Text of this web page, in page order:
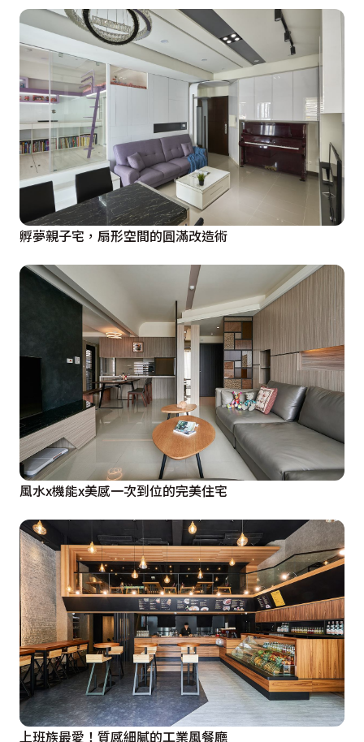
孵夢親子宅，扇形空間的圓滿改造術
風水x機能x美感一次到位的完美住宅
上班族最愛！質感細膩的工業風餐廳